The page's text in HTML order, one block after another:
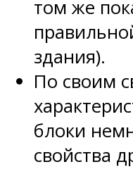
том же
здания).
По своим
блоки
свойства